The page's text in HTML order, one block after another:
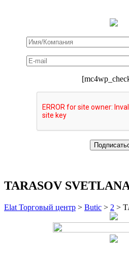
TARASOV
Elat Торговый центр > Butic > 2 >